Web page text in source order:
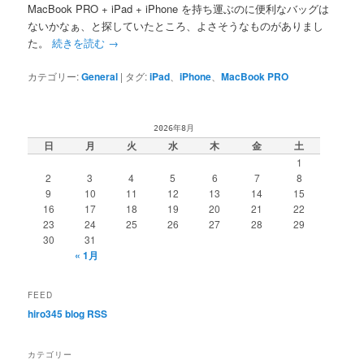
MacBook PRO + iPad + iPhone を持ち運ぶのに便利なバッグは
ないかなぁ、と探していたところ、よさそうなものがありまし
た。続きを読む →
カテゴリー:General | タグ:iPad 、iPhone 、MacBook PRO
2026年8月
日 月 火 水 木 金 土
1
2
3 4 5 6 7
8
9
10 11 12 13 14
15
16
17 18 19 20 21
22
23
24 25 26 27 28
29
30
31
« 1月
FEED
hiro345 blog RSS
カテゴリー